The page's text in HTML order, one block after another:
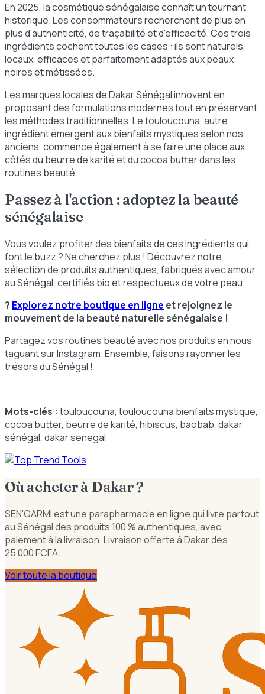
En 2025, la cosmétique sénégalaise connaît un tournant
historique. Les consommateurs recherchent de plus en
plus d'authenticité, de traçabilité et d'efficacité. Ces trois
ingrédients cochent toutes les cases : ils sont naturels,
locaux, efficaces et parfaitement adaptés aux peaux
noires et métissées.
Les marques locales de Dakar Sénégal innovent en
proposant des formulations modernes tout en préservant
les méthodes traditionnelles. Le touloucouna, autre
ingrédient émergent aux bienfaits mystiques selon nos
anciens, commence également à se faire une place aux
côtés du beurre de karité et du cocoa butter dans les
routines beauté.
Passez à l'action : adoptez la beauté
sénégalaise
Vous voulez profiter des bienfaits de ces ingrédients qui
font le buzz ? Ne cherchez plus ! Découvrez notre
sélection de produits authentiques, fabriqués avec amour
au Sénégal, certifiés bio et respectueux de votre peau.
? Explorez notre boutique en ligne et rejoignez le
mouvement de la beauté naturelle sénégalaise !
Partagez vos routines beauté avec nos produits en nous
taguant sur Instagram. Ensemble, faisons rayonner les
trésors du Sénégal !
Mots-clés : touloucouna, touloucouna bienfaits mystique,
cocoa butter, beurre de karité, hibiscus, baobab, dakar
sénégal, dakar senegal
Où acheter à Dakar ?
SEN'GARMI est une parapharmacie en ligne qui livre partout
au Sénégal des produits 100 % authentiques, avec
paiement à la livraison. Livraison offerte à Dakar dès
25 000 FCFA.
Voir toute la boutique